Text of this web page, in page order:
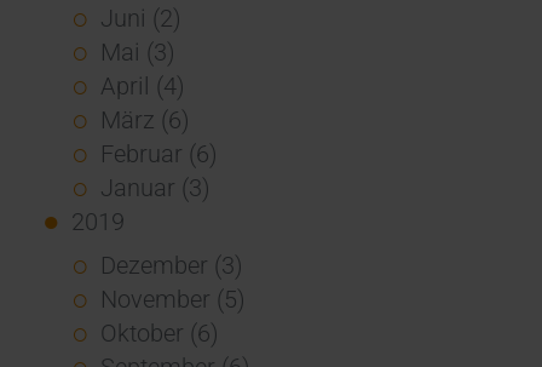
Juni (2)
Mai (3)
April (4)
März (6)
Februar (6)
Januar (3)
2019
Dezember (3)
November (5)
Oktober (6)